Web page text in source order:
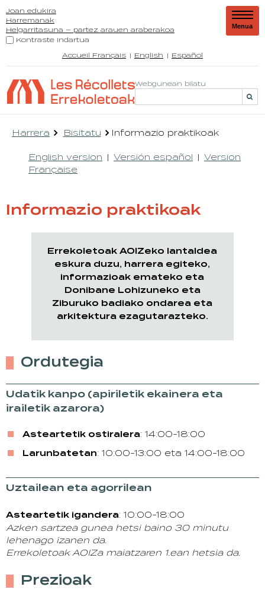
Joan edukira
Harremanak
Helgarritasuna – partez arauen araberakoa
Kontraste indartua
Accueil Français
English Español
Webgunean bilatu
Menua
Harrera Bisitatu Informazio praktikoak
English version Versión español
Version
Française
Informazio praktikoak
Errekoletoak AOIZeko lantaldea
eskura duzu, harrera egiteko,
informazioak emateko eta
Donibane Lohizuneko eta
Ziburuko badiako ondarea eta
arkitektura ezagutarazteko.
Ordutegia
Udatik kanpo (apiriletik ekainera eta
irailetik azarora)
Asteartetik ostiralera: 14:00-18:00
Larunbatetan: 10:00-13:00 eta 14:00-18:00
Uztailean eta agorrilean
Asteartetik igandera: 10:00-18:00
Azken sartzea gunea hetsi baino 30 minutu
lehenago izanen da.
Errekoletoak AOIZa maiatzaren 1.ean hetsia da.
Prezioak